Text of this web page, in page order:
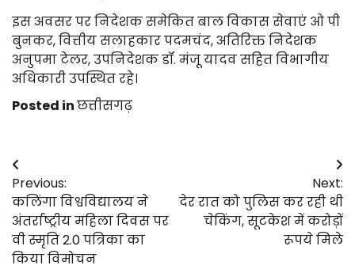
इस अवसर पर निदेशक समेकित बाल विकास सेवाएं ओ पी
बुनकर, वित्तीय सलाहकार पदमचंद, अतिरिक्त निदेशक
अनुपमा टेलर, उपनिदेशक डॉ. मंजू यादव सहित विभागीय
अधिकारी उपस्थित रहे।
Posted inछत्तीसगढ़
Post
navigation
Previous:
कलिंगा विश्वविद्यालय ने
अंतर्राष्ट्रीय महिला दिवस पर
वी स्मृति 2.0 पत्रिका का
किया विमोचन
Next:
देर रात को पुलिस कर रही थी
चेकिंग, सूटकेश में करोड़ों
रूपये मिले